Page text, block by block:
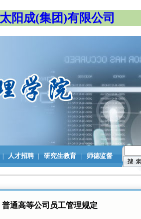
阳成(集团)有限公司
| 人才招聘 | 研究生教育 | 师德监督
普通高等公司员工管理规定